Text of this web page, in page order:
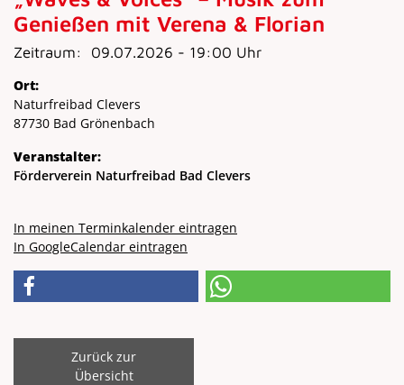
Genießen mit Verena & Florian
Zeitraum: 09.07.2026 - 19:00 Uhr
Ort:
Naturfreibad Clevers
87730 Bad Grönenbach
Veranstalter:
Förderverein Naturfreibad Bad Clevers
In meinen Terminkalender eintragen
In GoogleCalendar eintragen
Zurück zur
Übersicht